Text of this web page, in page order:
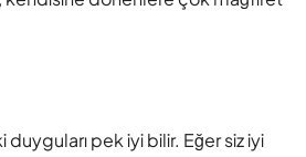
duyguları pek iyi bilir. Eğer siz iyi